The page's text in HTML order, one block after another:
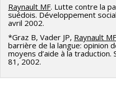
Lesemann,Patrick Marier ,
Robert O Pihl,Céline Le
Jacques Ledent
,Damaris Rose
Lucia Benaquisto,Michael R.
Zoccolillo,Nancy Mayo,
Raynault MF. Lutte contre la
suédois. Développement
avril 2002.
*Graz B, Vader JP, Raynault MF
barrière de la langue: opinion
moyens d’aide à la traduction.
81, 2002.